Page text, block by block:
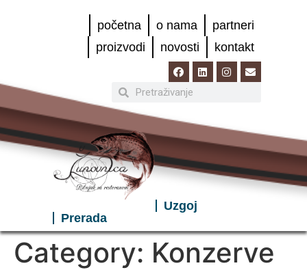
početna o nama
partneri
proizvodi
novosti kontakt
Uzgoj
Prerada
Category: Konzerve